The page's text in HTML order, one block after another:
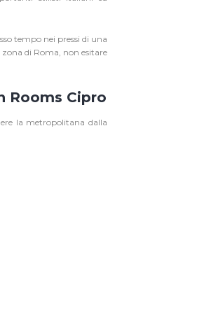
tempo nei pressi di una
di Roma, non esitare
Rooms Cipro
la metropolitana dalla